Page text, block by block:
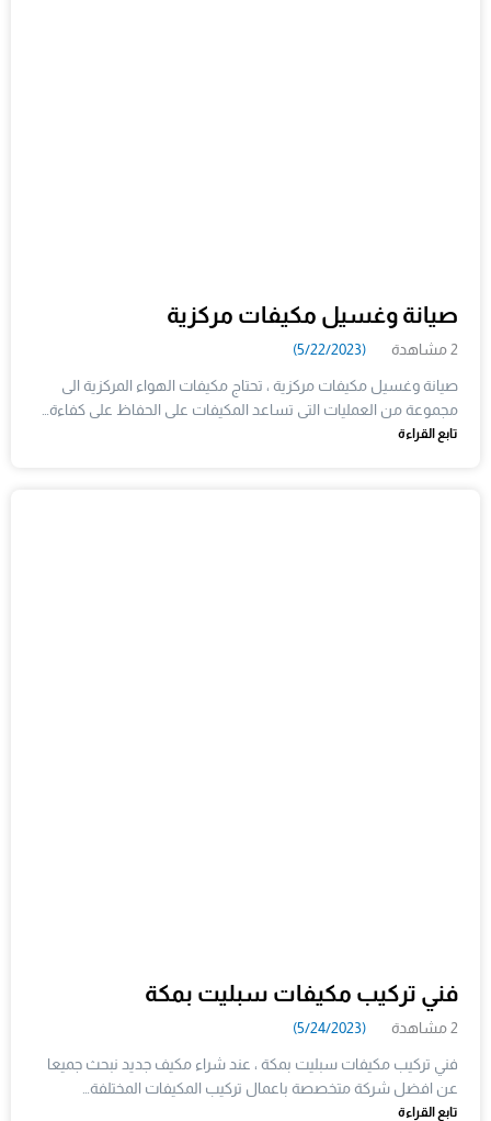
صيانة وغسيل مكيفات مركزية
2 مشاهدة (5/22/2023)
صيانة وغسيل مكيفات مركزية ، تحتاج مكيفات الهواء المركزية الى
مجموعة من العمليات التى تساعد المكيفات على الحفاظ على كفاءة…
تابع القراءة
فني تركيب مكيفات سبليت بمكة
2 مشاهدة (5/24/2023)
فني تركيب مكيفات سبليت بمكة ، عند شراء مكيف جديد نبحث جميعا
عن افضل شركة متخصصة باعمال تركيب المكيفات المختلفة…
تابع القراءة